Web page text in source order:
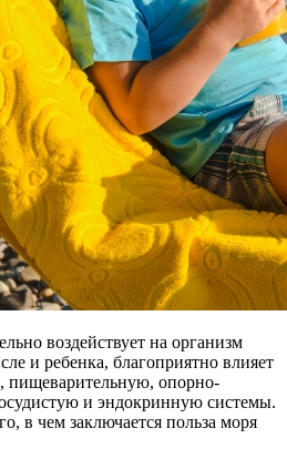
воздействует на организм
и ребенка, благоприятно влияет
пищеварительную, опорно-
и эндокринную системы.
в чем заключается польза моря